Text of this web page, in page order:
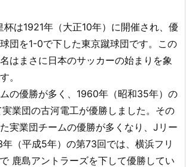
杯は1921年（大正10年）に開催され、優
団を1-0で下した東京蹴球団です。この
はまさに日本のサッカーの始まりを象
。
の優勝が多く、1960年（昭和35年）の
業団の古河電工が優勝しました。その
実業団チームの優勝が多くなり、Jリー
（平成5年）の第73回では、横浜フリ
鹿島アントラーズを下して優勝してい